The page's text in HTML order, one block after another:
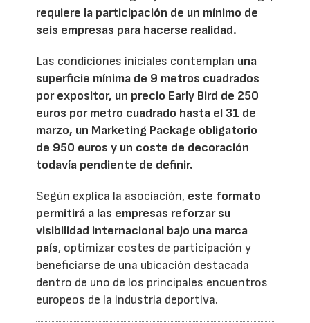
requiere la participación de un mínimo de
seis empresas para hacerse realidad.
Las condiciones iniciales contemplan una
superficie mínima de 9 metros cuadrados
por expositor, un precio Early Bird de 250
euros por metro cuadrado hasta el 31 de
marzo, un Marketing Package obligatorio
de 950 euros y un coste de decoración
todavía pendiente de definir.
Según explica la asociación, este formato
permitirá a las empresas reforzar su
visibilidad internacional bajo una marca
país, optimizar costes de participación y
beneficiarse de una ubicación destacada
dentro de uno de los principales encuentros
europeos de la industria deportiva.